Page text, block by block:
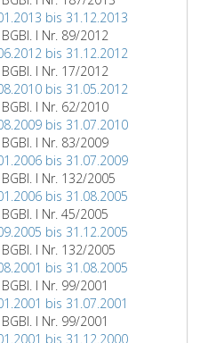
bis 31.12.2013
I Nr. 89/2012
bis 31.12.2012
I Nr. 17/2012
bis 31.05.2012
I Nr. 62/2010
bis 31.07.2010
I Nr. 83/2009
bis 31.07.2009
I Nr. 132/2005
bis 31.08.2005
I Nr. 45/2005
bis 31.12.2005
I Nr. 132/2005
bis 31.08.2005
I Nr. 99/2001
bis 31.07.2001
I Nr. 99/2001
bis 31.12.2000